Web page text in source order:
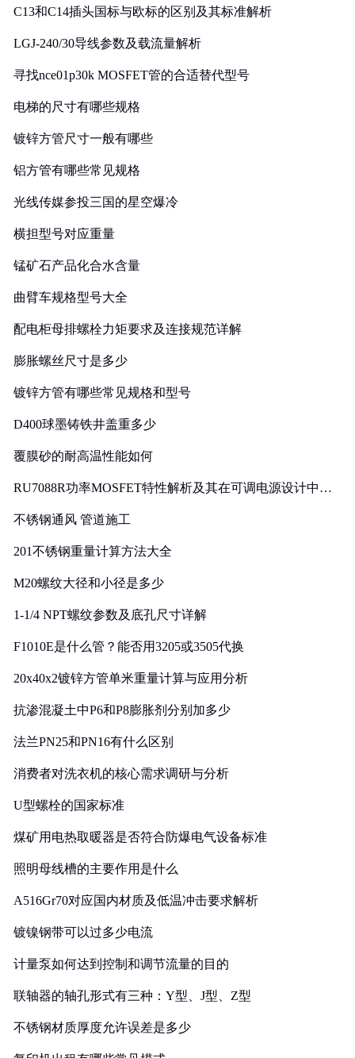
C13和C14插头国标与欧标的区别及其标准解析
LGJ-240/30导线参数及载流量解析
寻找nce01p30k MOSFET管的合适替代型号
电梯的尺寸有哪些规格
镀锌方管尺寸一般有哪些
铝方管有哪些常见规格
光线传媒参投三国的星空爆冷
横担型号对应重量
锰矿石产品化合水含量
曲臂车规格型号大全
配电柜母排螺栓力矩要求及连接规范详解
膨胀螺丝尺寸是多少
镀锌方管有哪些常见规格和型号
D400球墨铸铁井盖重多少
覆膜砂的耐高温性能如何
RU7088R功率MOSFET特性解析及其在可调电源设计中的
不锈钢通风 管道施工
201不锈钢重量计算方法大全
M20螺纹大径和小径是多少
1-1/4 NPT螺纹参数及底孔尺寸详解
F1010E是什么管？能否用3205或3505代换
20x40x2镀锌方管单米重量计算与应用分析
抗渗混凝土中P6和P8膨胀剂分别加多少
法兰PN25和PN16有什么区别
消费者对洗衣机的核心需求调研与分析
U型螺栓的国家标准
煤矿用电热取暖器是否符合防爆电气设备标准
照明母线槽的主要作用是什么
A516Gr70对应国内材质及低温冲击要求解析
镀镍钢带可以过多少电流
计量泵如何达到控制和调节流量的目的
联轴器的轴孔形式有三种：Y型、J型、Z型
不锈钢材质厚度允许误差是多少